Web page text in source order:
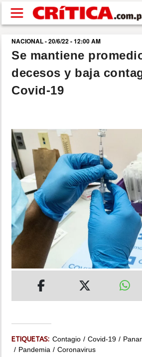
Pasar al contenido principal
buscar
SUCESOS
POLÍTICA
SHOW
DEPORTES
MUNDO
INSÓLITAS
MULTIMEDIA
IMPRESO
NACIONAL - 20/6/22 - 12:00 AM
Se mantiene
decesos y baja
Covid-19
ETIQUETAS: Contagio Covid-19
Pandemia
Coronavirus